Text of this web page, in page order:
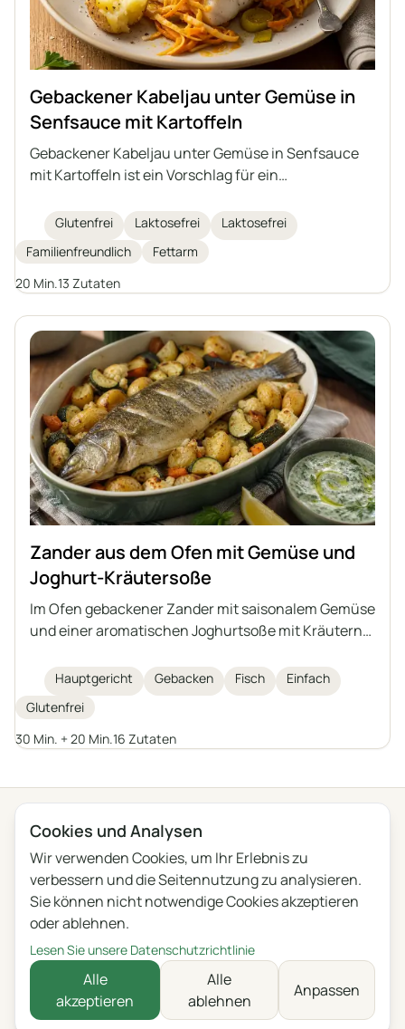
Gebackener Kabeljau unter Gemüse in
Senfsauce mit Kartoffeln
Gebackener Kabeljau unter Gemüse in Senfsauce
mit Kartoffeln ist ein Vorschlag für ein
als Hauptzutat. Saftiger Kabeljau wird mit
geschmortem Gemüse in einer aromatischen
Senfsauce überbacken und das Ganze mit
gebackenen Kartoffeln serviert. Eine ideale Option
Abwechslung im täglichen Speiseplan suchen.
Glutenfrei Laktosefrei
Laktosefrei
Familienfreundlich
Fettarm
20 Min.13 Zutaten
Zander aus dem Ofen mit Gemüse und
Joghurt-Kräutersoße
Im Ofen gebackener Zander mit saisonalem Gemüse
und einer aromatischen Joghurtsoße mit Kräutern
sättigendes Gericht, das sich auch mit anderen
mittelgroßen Süß- oder Salzwasserfischen
zubereiten lässt.
Hauptgericht Gebacken Fisch
Einfach
Glutenfrei
30 Min. + 20 Min.16 Zutaten
← Alle Kategorien
DatenschutzNutzungsbedingungen BlogFeedback
ÄnderungenCookie-Einstellungen
English
Polski
Deutsch
Русский
Українська
Čeština
Cookies und Analysen
Wir verwenden Cookies, um Ihr Erlebnis zu
verbessern und die Seitennutzung zu analysieren.
Sie können nicht notwendige Cookies akzeptieren
oder ablehnen.
Lesen Sie unsere Datenschutzrichtlinie
Alle
akzeptieren
Alle
ablehnen
Anpassen